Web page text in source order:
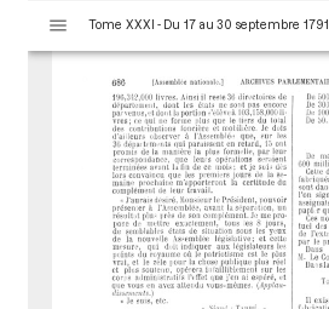
s
Tome XXXI - Du 17 au 30 septembre 1791